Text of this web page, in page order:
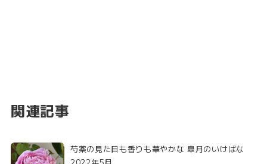
関連記事
芍薬の見た目も香りも華やかな 皐月のいけばな